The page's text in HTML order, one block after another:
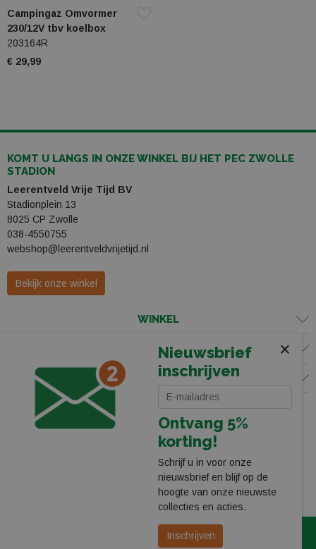
Campingaz Omvormer
230/12V tbv koelbox
203164R
€ 29,99
KOMT U LANGS IN ONZE WINKEL BIJ HET PEC ZWOLLE
STADION
Leerentveld Vrije Tijd BV
Stadionplein 13
8025 CP Zwolle
038-4550755
webshop@leerentveldvrijetijd.nl
Bekijk onze winkel
WINKEL
KLANTENSERVICE
VOLG ONS
×
Nieuwsbrief
inschrijven
Ontvang 5%
korting!
Schrijf u in voor onze
nieuwsbrief en blijf op de
hoogte van onze nieuwste
collecties en acties.
InschrijvenAlgemene Voorwaarden